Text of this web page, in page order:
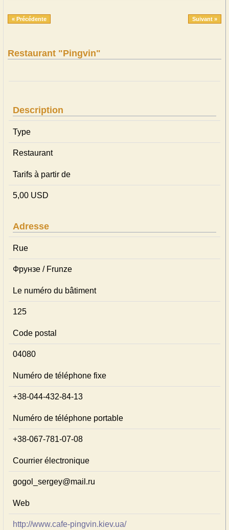
« Précédente Suivant »
Restaurant "Pingvin"
Description
Type
Restaurant
Tarifs à partir de
5,00 USD
Adresse
Rue
Фрунзе / Frunze
Le numéro du bâtiment
125
Code postal
04080
Numéro de téléphone fixe
+38-044-432-84-13
Numéro de téléphone portable
+38-067-781-07-08
Courrier électronique
gogol_sergey@mail.ru
Web
http://www.cafe-pingvin.kiev.ua/